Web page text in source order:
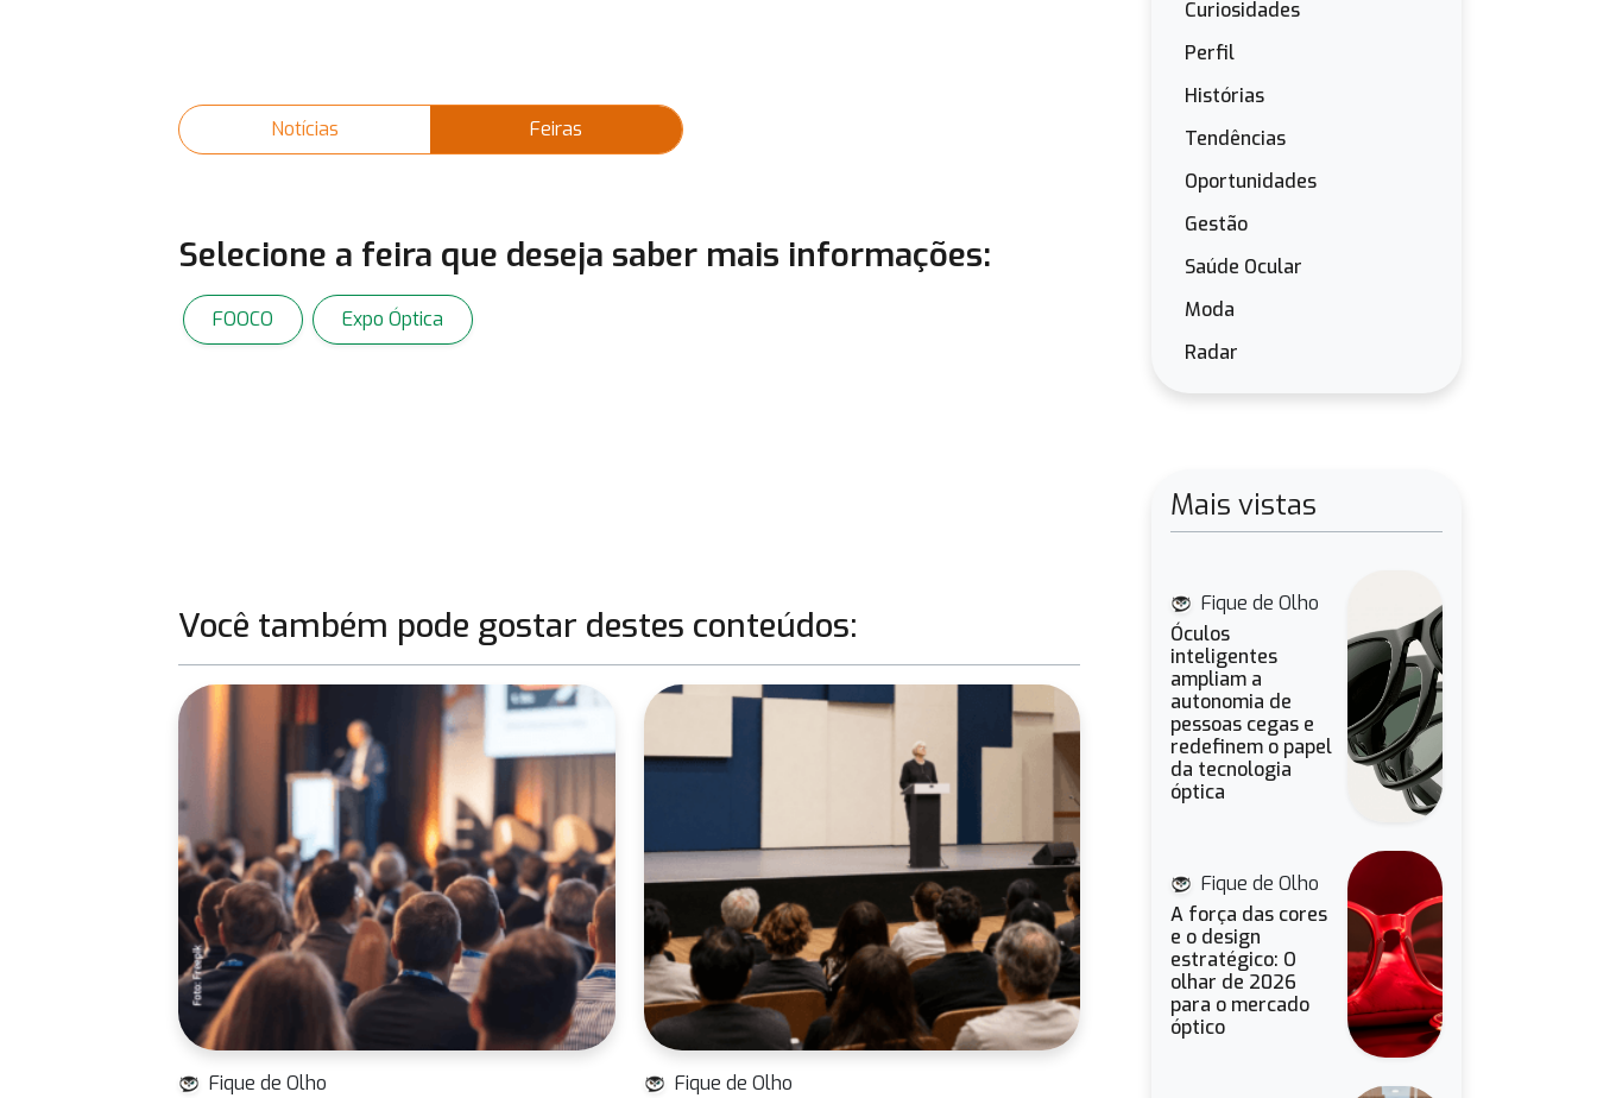
Notícias Feiras
Selecione a feira que deseja saber mais informações:
FOOCO Expo Óptica
Você também pode gostar destes conteúdos:
Fique de Olho Fique de Olho
Curiosidades
Perfil
Histórias
Tendências
Oportunidades
Gestão
Saúde Ocular
Moda
Radar
Mais vistas
Fique de Olho
Óculos
inteligentes
ampliam a
autonomia de
pessoas cegas e
redefinem o papel
da tecnologia
óptica
Fique de Olho
A força das cores
e o design
estratégico: O
olhar de 2026
para o mercado
óptico